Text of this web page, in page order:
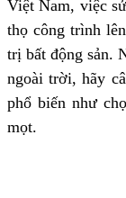
Việt Nam, việc
thọ công trình
trị bất động sản.
ngoài trời, hãy
phổ biến như
mọt.